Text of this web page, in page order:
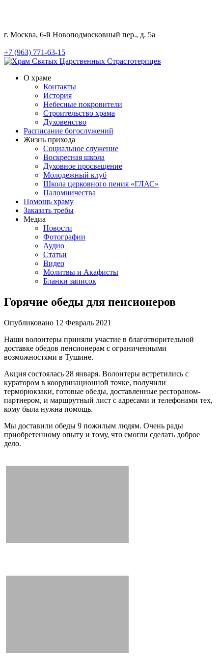
г. Москва, 6-й Новоподмосковный пер., д. 5а
+7 (963) 771-63-15
О храме
Контакты
История
Небесные покровители
Строительство храма
Духовенство
Расписание богослужений
Жизнь прихода
Социальное служение
Воскресная школа
Духовное просвещение
Молодежный клуб
Школа церковного пения «ГЛАС»
Паломничества
Помощь храму
Заказать требы
Медиа
Новости
Фотографии
Аудио
Статьи
Видео
Молитвы и Акафисты
Бланки записок
Горячие обеды для пенсионеров
Опубликовано 12 Февраль 2021
Наши волонтеры приняли участие в благотворительной
доставке обедов пенсионерам с ограниченными
возможностями в Тушине.
Акция состоялась 28 января. Волонтеры встретились с
куратором в координационной точке, получили
терморюкзаки, готовые обеды, доставленные рестораном-
партнером, и маршрутный лист с адресами и телефонами тех,
кому была нужна помощь.
Мы доставили обеды 9 пожилым людям. Очень рады
приобретенному опыту и тому, что смогли сделать доброе
дело.